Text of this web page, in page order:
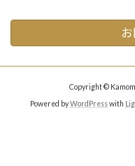
Copyright ©
Powered byWordPresswith